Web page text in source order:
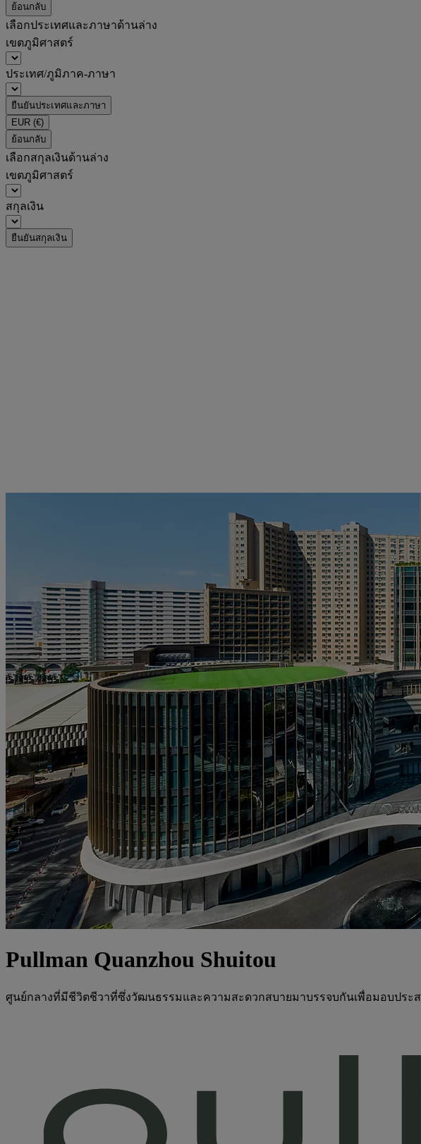
ย้อนกลับ
เลือกประเทศและภาษาด้านล่าง
เขตภูมิศาสตร์
ประเทศ/ภูมิภาค-ภาษา
ยืนยันประเทศและภาษา
EUR (€)
ย้อนกลับ
เลือกสกุลเงินด้านล่าง
เขตภูมิศาสตร์
สกุลเงิน
ยืนยันสกุลเงิน
Pullman Quanzhou Shuitou
ศูนย์กลางที่มีชีวิตชีวาที่ซึ่งวัฒนธรรมและความสะดวกสบายมาบรรจบกันเพื่อมอบประ